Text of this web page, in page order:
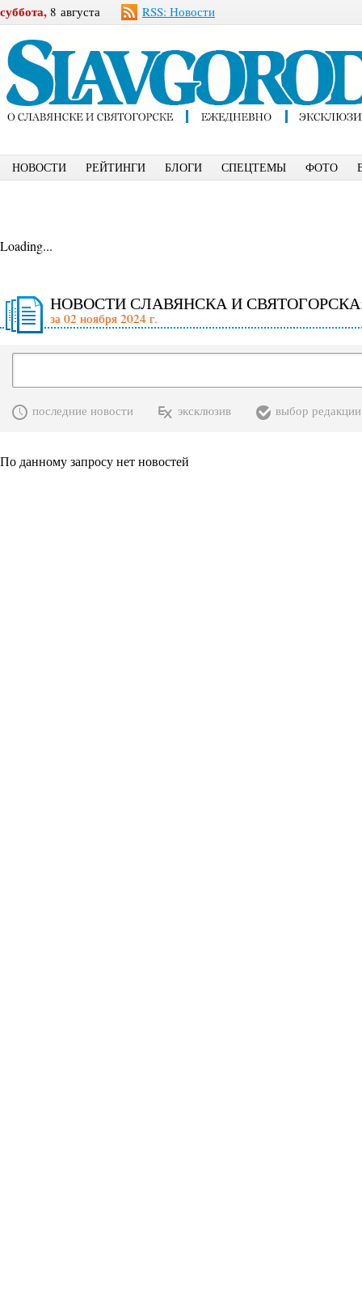
суббота, 8 августа RSS: Новости
НОВОСТИ РЕЙТИНГИ БЛОГИ СПЕЦТЕМЫ ФОТО
Loading...
НОВОСТИ СЛАВЯНСКА И
за 02 ноября 2024 г.
последние новости эксклюзив выбор редакции
По данному запросу нет новостей